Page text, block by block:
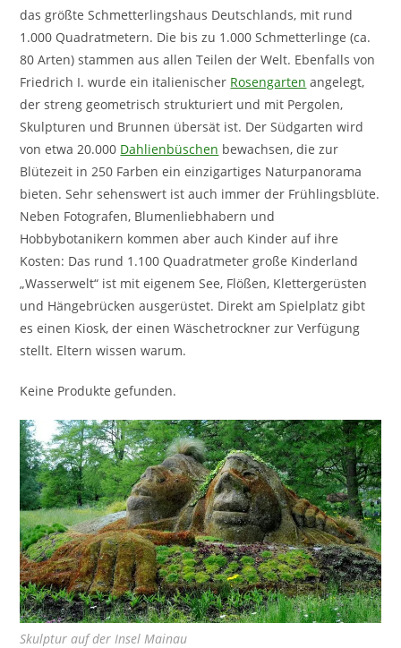
das größte Schmetterlingshaus Deutschlands, mit rund
1.000 Quadratmetern. Die bis zu 1.000 Schmetterlinge (ca.
80 Arten) stammen aus allen Teilen der Welt. Ebenfalls von
Friedrich I. wurde ein italienischer Rosengarten angelegt,
der streng geometrisch strukturiert und mit Pergolen,
Skulpturen und Brunnen übersät ist. Der Südgarten wird
von etwa 20.000 Dahlienbüschen bewachsen, die zur
Blütezeit in 250 Farben ein einzigartiges Naturpanorama
bieten. Sehr sehenswert ist auch immer der Frühlingsblüte.
Neben Fotografen, Blumenliebhabern und
Hobbybotanikern kommen aber auch Kinder auf ihre
Kosten: Das rund 1.100 Quadratmeter große Kinderland
„Wasserwelt“ ist mit eigenem See, Flößen, Klettergerüsten
und Hängebrücken ausgerüstet. Direkt am Spielplatz gibt
es einen Kiosk, der einen Wäschetrockner zur Verfügung
stellt. Eltern wissen warum.
Keine Produkte gefunden.
Skulptur auf der Insel Mainau